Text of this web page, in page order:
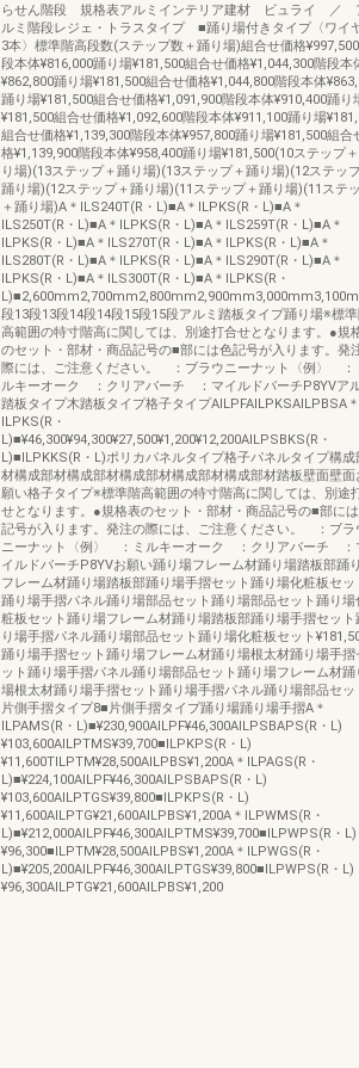
らせん階段 規格表アルミインテリア建材 ビュライ ／
ルミ階段レジェ・トラスタイプ ■踊り場付きタイプ〈ワイ
3本〉標準階高段数(ステップ数＋踊り場)組合せ価格
段本体¥816,000踊り場¥181,500組合せ価格¥1,044,300階段本
¥862,800踊り場¥181,500組合せ価格¥1,044,800階段本体
踊り場¥181,500組合せ価格¥1,091,900階段本体¥910,400踊り
¥181,500組合せ価格¥1,092,600階段本体¥911,100踊り場
組合せ価格¥1,139,300階段本体¥957,800踊り場¥181,500組合
格¥1,139,900階段本体¥958,400踊り場¥181,500(10ステップ
り場)(13ステップ＋踊り場)(13ステップ＋踊り場)(12ステッ
踊り場)(12ステップ＋踊り場)(11ステップ＋踊り場)(11ステ
＋踊り場)A＊ILS240T(R・L)■A＊ILPKS(R・L)■A＊
ILS250T(R・L)■A＊ILPKS(R・L)■A＊ILS259T(R・L)■A＊
ILPKS(R・L)■A＊ILS270T(R・L)■A＊ILPKS(R・L)■A＊
ILS280T(R・L)■A＊ILPKS(R・L)■A＊ILS290T(R・L)■A＊
ILPKS(R・L)■A＊ILS300T(R・L)■A＊ILPKS(R・
段13段13段14段14段15段15段アルミ踏板タイプ踊り場※標
高範囲の特寸階高に関しては、別途打合せとなります。●規
のセット・部材・商品記号の■部には色記号が入ります。発
際には、ご注意ください。 ：ブラウニーナット〈例〉 ：
ルキーオーク ：クリアバーチ ：マイルドバーチP8YVア
踏板タイプ木踏板タイプ格子タイプAILPFAILPKSAILPBSA＊
ILPKS(R・
L)■¥46,300¥94,300¥27,500¥1,200¥12,200AILPSBKS(R・
L)■ILPKKS(R・L)ポリカパネルタイプ格子パネルタイプ構成
材構成部材構成部材構成部材構成部材構成部材踏板壁面壁面
願い格子タイプ※標準階高範囲の特寸階高に関しては、別途
せとなります。●規格表のセット・部材・商品記号の■部に
記号が入ります。発注の際には、ご注意ください。 ：ブラ
ニーナット〈例〉 ：ミルキーオーク ：クリアバーチ ：
イルドバーチP8YVお願い踊り場フレーム材踊り場踏板部踊
フレーム材踊り場踏板部踊り場手摺セット踊り場化粧板セッ
踊り場手摺パネル踊り場部品セット踊り場部品セット踊り場
粧板セット踊り場フレーム材踊り場踏板部踊り場手摺セット
り場手摺パネル踊り場部品セット踊り場化粧板セット
踊り場手摺セット踊り場フレーム材踊り場根太材踊り場手摺
ット踊り場手摺パネル踊り場部品セット踊り場フレーム材踊
場根太材踊り場手摺セット踊り場手摺パネル踊り場部品セッ
片側手摺タイプ8■片側手摺タイプ踊り場踊り場手摺A＊
ILPAMS(R・L)■¥230,900AILPF¥46,300AILPSBAPS(R・L)
¥103,600AILPTMS¥39,700■ILPKPS(R・L)
¥11,600TILPTM¥28,500AILPBS¥1,200A＊ILPAGS(R・
L)■¥224,100AILPF¥46,300AILPSBAPS(R・L)
¥103,600AILPTGS¥39,800■ILPKPS(R・L)
¥11,600AILPTG¥21,600AILPBS¥1,200A＊ILPWMS(R・
L)■¥212,000AILPF¥46,300AILPTMS¥39,700■ILPWPS(R・L)
¥96,300■ILPTM¥28,500AILPBS¥1,200A＊ILPWGS(R・
L)■¥205,200AILPF¥46,300AILPTGS¥39,800■ILPWPS(R・L)
¥96,300AILPTG¥21,600AILPBS¥1,200